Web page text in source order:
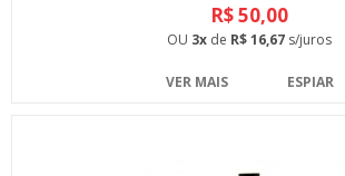
R$ 50,00
OU 3x de R$ 16,67 s/juros
VER MAIS ESPIAR